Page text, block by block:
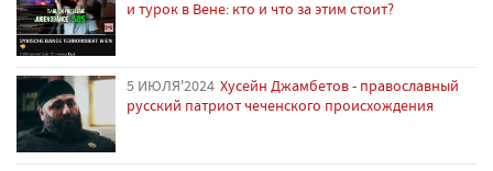
и турок в Вене: кто и что за этим стоит?
5 ИЮЛЯ'2024 Хусейн Джамбетов - православный
русский патриот чеченского происхождения